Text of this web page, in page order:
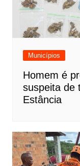
Municípios
Homem é
suspeita de
Estância